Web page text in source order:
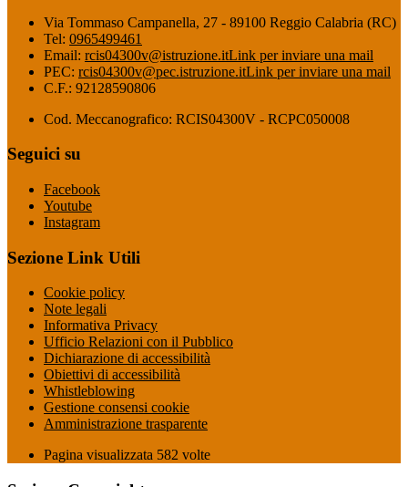
Via Tommaso Campanella, 27 - 89100 Reggio Calabria (RC)
Tel: 0965499461
Email: rcis04300v@istruzione.itLink per inviare una mail
PEC: rcis04300v@pec.istruzione.itLink per inviare una mail
C.F.: 92128590806
Cod. Meccanografico: RCIS04300V - RCPC050008
Seguici su
Facebook
Youtube
Instagram
Sezione Link Utili
Cookie policy
Note legali
Informativa Privacy
Ufficio Relazioni con il Pubblico
Dichiarazione di accessibilità
Obiettivi di accessibilità
Whistleblowing
Gestione consensi cookie
Amministrazione trasparente
Pagina visualizzata 582 volte